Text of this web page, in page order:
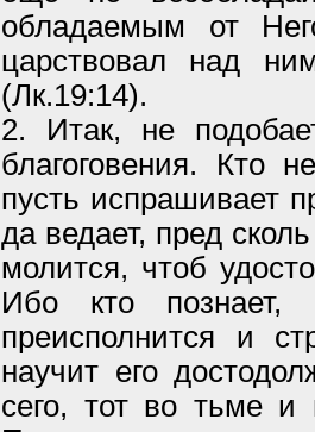
обладаемым от
царствовал над
(Лк.19:14).
2. Итак, не
благоговения. Кто
пусть испрашивает
да ведает, пред
молится, чтоб
Ибо кто познает,
преисполнится и
научит его
сего, тот во тьме и